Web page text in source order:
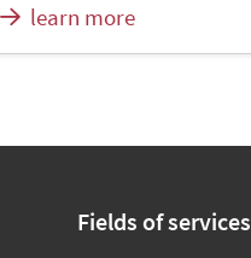
learn more
Fields of services